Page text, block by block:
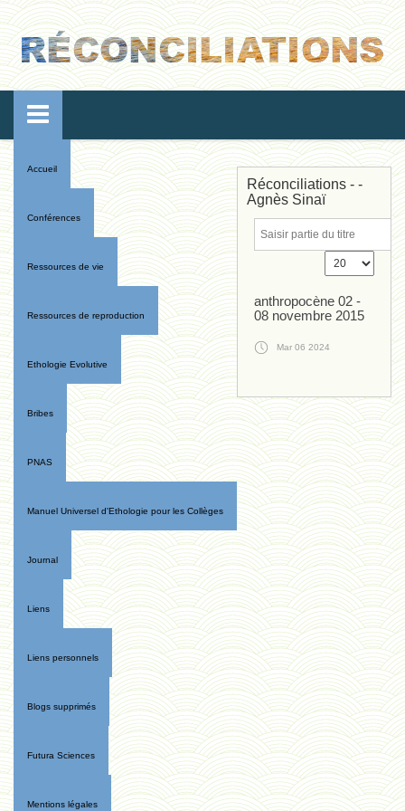
Accueil
Conférences
Ressources de vie
Ressources de reproduction
Ethologie Evolutive
Bribes
PNAS
Manuel Universel d'Ethologie pour les Collèges
Journal
Liens
Liens personnels
Blogs supprimés
Futura Sciences
Mentions légales
Réconciliations - -
Agnès Sinaï
anthropocène 02 -
08 novembre 2015
Mar 06 2024